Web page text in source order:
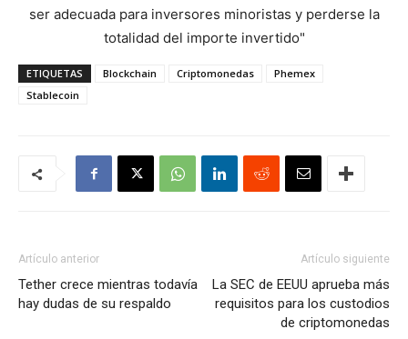
ser adecuada para inversores minoristas y perderse la
totalidad del importe invertido"
ETIQUETAS Blockchain Criptomonedas
Phemex
Stablecoin
Artículo anterior
Tether crece mientras todavía
hay dudas de su respaldo
Artículo siguiente
La SEC de EEUU aprueba más
requisitos para los custodios
de criptomonedas